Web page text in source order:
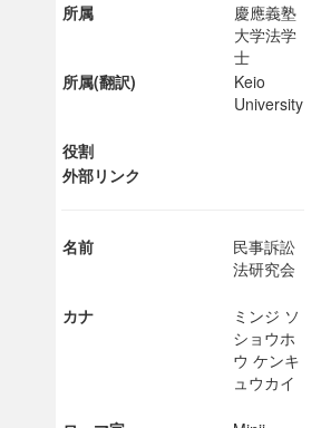
所属
慶應義塾
大学法学
士
所属(翻訳)
Keio
University
役割
外部リンク
名前
民事訴訟
法研究会
カナ
ミンジ ソ
ショウホ
ウ ケンキ
ュウカイ